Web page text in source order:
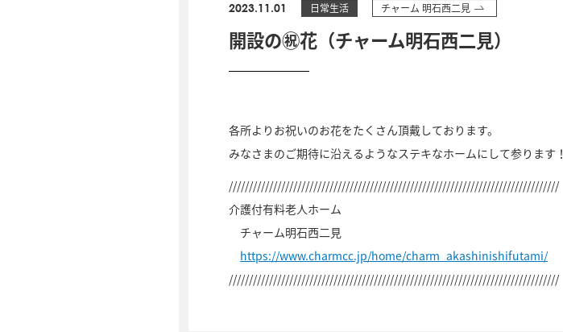
2023.11.01 日常生活 チャーム 明石西二見
開設の㊗花（チャーム明石西二見）
各所よりお祝いのお花をたくさん頂戴しております。
みなさまのご期待に沿えるようなステキなホームにして参ります！
//////////////////////////////////////////////////////////////////////////////////
介護付有料老人ホーム
チャーム明石西二見
https://www.charmcc.jp/home/charm_akashinishifutami/
//////////////////////////////////////////////////////////////////////////////////